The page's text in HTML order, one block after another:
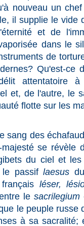
nouveau un
il supplie le
et de
dans le
de
Qu'est-ce
attentatoire
et, de l'autre, le
flotte sur les
sang des
se révèle
du ciel et
le passiflaesus
léser,
lesacrilegium
le peuple russe
à sa